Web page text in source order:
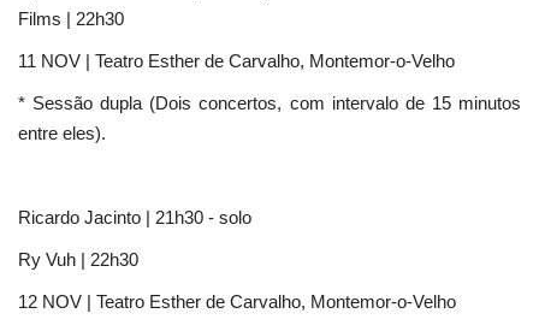
Films | 22h30
11 NOV | Teatro Esther de Carvalho, Montemor-o-Velho
* Sessão dupla (Dois concertos, com intervalo de 15 minutos
entre eles).
Ricardo Jacinto | 21h30 - solo
Ry Vuh | 22h30
12 NOV | Teatro Esther de Carvalho, Montemor-o-Velho